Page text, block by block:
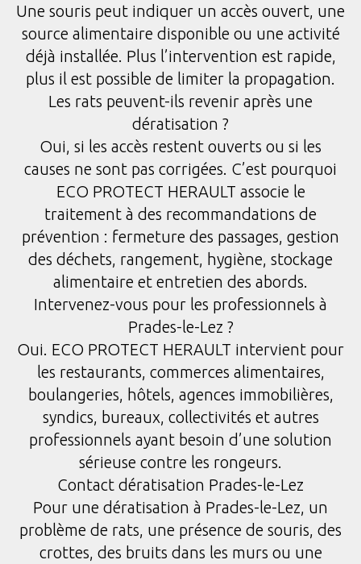
Une souris peut indiquer un accès ouvert, une
source alimentaire disponible ou une activité
déjà installée. Plus l’intervention est rapide,
plus il est possible de limiter la propagation.
Les rats peuvent-ils revenir après une
dératisation ?
Oui, si les accès restent ouverts ou si les
causes ne sont pas corrigées. C’est pourquoi
ECO PROTECT HERAULT associe le
traitement à des recommandations de
prévention : fermeture des passages, gestion
des déchets, rangement, hygiène, stockage
alimentaire et entretien des abords.
Intervenez-vous pour les professionnels à
Prades-le-Lez ?
Oui. ECO PROTECT HERAULT intervient pour
les restaurants, commerces alimentaires,
boulangeries, hôtels, agences immobilières,
syndics, bureaux, collectivités et autres
professionnels ayant besoin d’une solution
sérieuse contre les rongeurs.
Contact dératisation Prades-le-Lez
Pour une dératisation à Prades-le-Lez, un
problème de rats, une présence de souris, des
crottes, des bruits dans les murs ou une